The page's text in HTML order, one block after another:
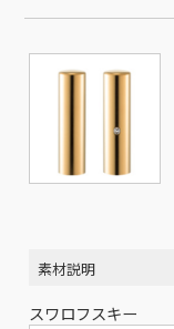
素材説明
スワロフスキー